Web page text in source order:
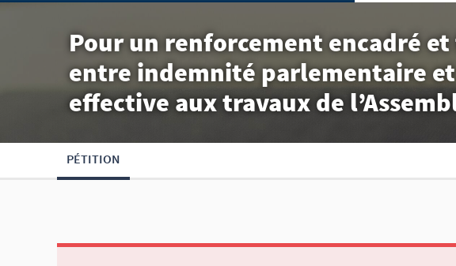
Pour un renforcement encadré
entre indemnité parlementaire
effective aux travaux de
PÉTITION